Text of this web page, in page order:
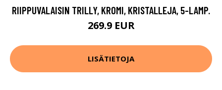
RIIPPUVALAISIN TRILLY, KROMI, KRISTALLEJA, 5-LAMP.
269.9 EUR
LISÄTIETOJA